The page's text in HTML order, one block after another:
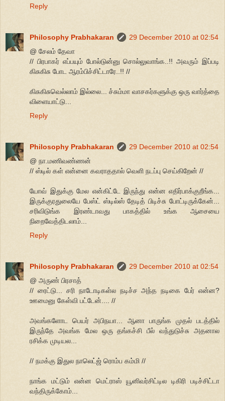
Reply
Philosophy Prabhakaran
29 December 2010 at 02:54
@ சேலம் தேவா
// பிரபாகர் எப்பயும் போல்டுன்னு சொல்லுவாங்க..!! அவரும் இப்படி
கிசுகிசு போட ஆரம்பிச்சிட்டாரே..!! //
கிசுகிசுவெல்லாம் இல்லை... ச்சும்மா வாசகர்களுக்கு ஒரு வார்த்தை
விளையாட்டு...
Reply
Philosophy Prabhakaran
29 December 2010 at 02:54
@ நா.மணிவண்ணன்
// ஸ்டில் கள் என்னை கவராததால் வெளி நடப்பு செய்கிறேன் //
யோவ் இதுக்கு மேல என்கிட்டே இருந்து என்ன எதிர்பாக்குறீங்க...
இருக்குரதுலையே பேஸ்ட் ஸ்டில்ஸ் தேடித் பிடிச்சு போட்டிருக்கேன்...
சரிவிடுங்க இரண்டாவது பாகத்தில் உங்க ஆசையை
நிறைவேத்திடலாம்...
Reply
Philosophy Prabhakaran
29 December 2010 at 02:54
@ அருண் பிரசாத்
// ரைட்டு... சரி நாடோடிகள்ல நடிச்ச அந்த நடிகை பேர் என்ன?
ஊமைனு கேள்வி பட்டேன்.... //
அவங்களோட பெயர் அபிநயா... ஆனா பாருங்க முதல் படத்தில்
இருந்தே அவங்க மேல ஒரு தங்கச்சி பீல் வந்துடுச்சு அதனால
ரசிக்க முடியல...
// நமக்கு இதுல நாலெட்ஜ் ரொம்ப கம்மி //
நாங்க மட்டும் என்ன மெட்ராஸ் யூனிவர்சிட்டில டிகிரி படிச்சிட்டா
வந்திருக்கோம்...